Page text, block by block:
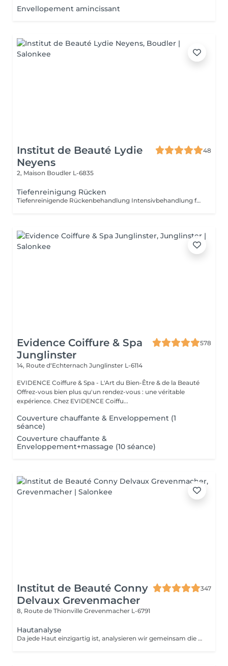
Envellopement amincissant
Institut de Beauté Lydie
Neyens
48
2, Maison Boudler L-6835
Tiefenreinigung Rücken
Tiefenreinigende Rückenbehandlung Intensivbehandlung für den Rücken für Sie und Ihn. Diese häufig vernachlässigte Körperpartie wird gepeelt, ausgereinigt und mit einer beruhigenden Rückenmaske abgeschlossen.
Evidence Coiffure & Spa
Junglinster
578
14, Route d‘Echternach Junglinster L-6114
EVIDENCE Coiffure & Spa - L'Art du Bien-Être & de la Beauté
Offrez-vous bien plus qu'un rendez-vous : une véritable
expérience. Chez EVIDENCE Coiffu...
Couverture chauffante & Enveloppement (1
séance)
Couverture chauffante &
Enveloppement+massage (10 séance)
Institut de Beauté Conny
Delvaux Grevenmacher
347
8, Route de Thionville Grevenmacher L-6791
Hautanalyse
Da jede Haut einzigartig ist, analysieren wir gemeinsam die aktuellen Bedürfnisse Ihrer Haut. Das Diagnosegerät führt eine umfassende Analyse durch. Es bestimmt die Identität Ihrer Haut in wenigen Minuten anhand von vier spezifischen Parametern: Feuchtigkeitsverlust, Abschuppung, Festigkeit und Textur.